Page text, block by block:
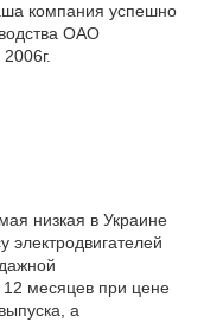
компания успешно
ОАО
низкая в Украине
электродвигателей
12 месяцев при цене
а